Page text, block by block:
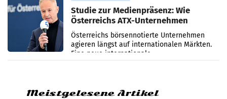
Studie zur Medienpräsenz: Wie
Österreichs ATX-Unternehmen
international wahrgenommen
werden
Österreichs börsennotierte Unternehmen
agieren längst auf internationalen Märkten.
Eine neue internationale
Medienresonanzanalyse untersucht die
Meistgelesene Artikel